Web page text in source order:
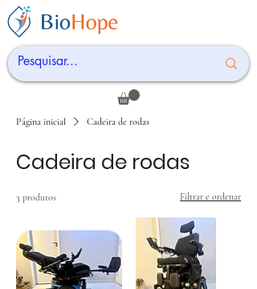
Página inicial Cadeira de rodas
Cadeira de rodas
3 produtos Filtrar e ordenar